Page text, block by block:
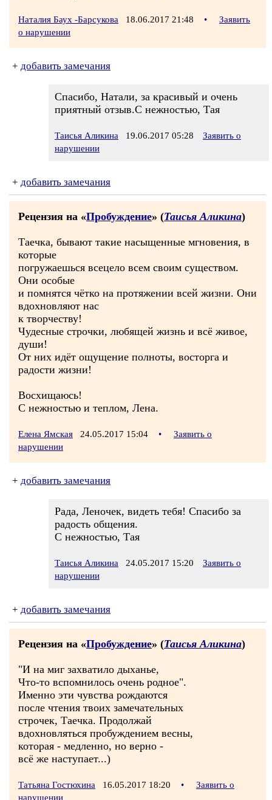
Наталия Баух -Барсукова 18.06.2017 21:48 •
Заявить
о нарушении
+ добавить замечания
Спасибо, Натали, за красивый и очень
приятный отзыв.С нежностью, Тая
Таисья Аликина 19.06.2017 05:28
Заявить о
нарушении
+ добавить замечания
Рецензия на «Пробуждение» (Таисья Аликина)
Таечка, бывают такие насыщенные мгновения, в
которые
погружаешься всецело всем своим существом.
Они особые
и помнятся чётко на протяжении всей жизни. Они
вдохновляют нас
к творчеству!
Чудесные строчки, любящей жизнь и всё живое,
души!
От них идёт ощущение полноты, восторга и
радости жизни!
Восхищаюсь!
С нежностью и теплом, Лена.
Елена Ямская 24.05.2017 15:04 •
Заявить о
нарушении
+ добавить замечания
Рада, Леночек, видеть тебя! Спасибо за
радость общения.
С нежностью, Тая
Таисья Аликина 24.05.2017 15:20
Заявить о
нарушении
+ добавить замечания
Рецензия на «Пробуждение» (Таисья Аликина)
"И на миг захватило дыханье,
Что-то вспомнилось очень родное".
Именно эти чувства рождаются
после чтения твоих замечательных
строчек, Таечка. Продолжай
вдохновляться пробуждением весны,
которая - медленно, но верно -
всё же наступает...)
Татьяна Гостюхина 16.05.2017 18:20 •
Заявить о
нарушении